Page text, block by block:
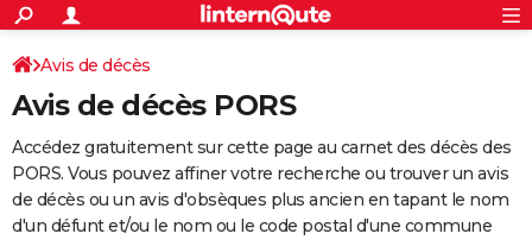
ACTUALITÉS
Politique
Société
Faits Divers
Education
Monde
Villes
+
SPORT
Coupe du monde 2026
Football
Tennis
Cyclisme
Rugby
Forum
Programme TV
TNT
Streaming
Cinéma
Sorties cinéma
Musique
+
FINANCE
Retraite
Impôts
Epargne
Immobilier
Risques naturels par ville
Banque
Assurance
Crédit
AUTO
Avis de décès
Avis de décès PORS
Accédez gratuitement sur cette page au carnet des décès des
PORS. Vous pouvez affiner votre recherche ou trouver un avis
de décès ou un avis d'obsèques plus ancien en tapant le nom
d'un défunt et/ou le nom ou le code postal d'une commune